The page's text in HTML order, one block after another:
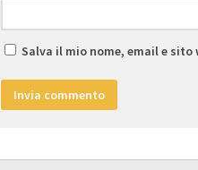
Salva il mio nome, email e